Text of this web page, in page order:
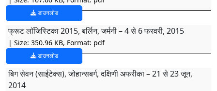
डाउनलोड
फ्रूट लॉजिस्टिका 2015, बर्लिन, जर्मनी – 4 से 6 फरवरी, 2015
| Size: 350.96 KB, Format: pdf
डाउनलोड
बिग सेवन (साईटेक्स), जोहान्सबर्ग, दक्षिणी अफरीका – 21 से 23 जून,
2014